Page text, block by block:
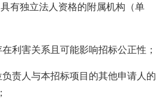
独立法人资格的附属机构（单
害关系且可能影响招标公正性；
人与本招标项目的其他申请人的